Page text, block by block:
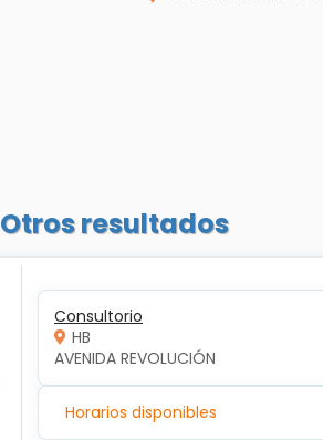
Otros resultados
Consultorio
HB
AVENIDA REVOLUCIÓN
Horarios disponibles